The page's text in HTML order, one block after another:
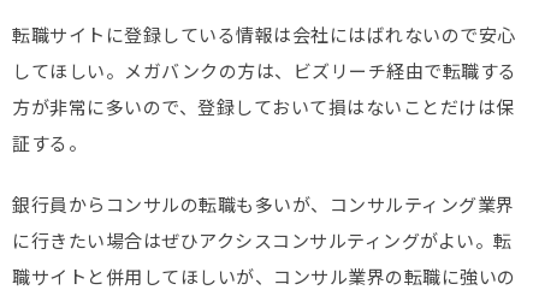
転職サイトに登録している情報は会社にはばれないので安心
してほしい。メガバンクの方は、ビズリーチ経由で転職する
方が非常に多いので、登録しておいて損はないことだけは保
証する。
銀行員からコンサルの転職も多いが、コンサルティング業界
に行きたい場合はぜひアクシスコンサルティングがよい。転
職サイトと併用してほしいが、コンサル業界の転職に強いの